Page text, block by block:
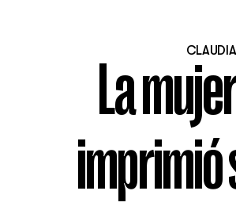
La
imprimió